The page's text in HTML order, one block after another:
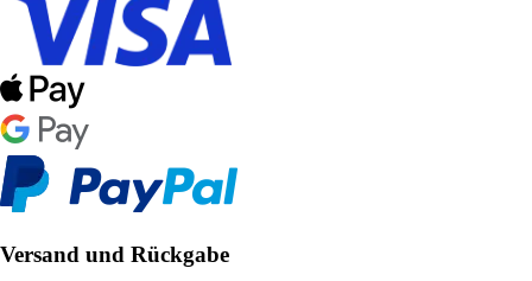
Versand und Rückgabe